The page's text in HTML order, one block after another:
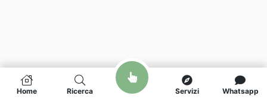
Home Ricerca Servizi Whatsapp